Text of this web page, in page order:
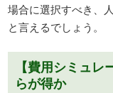
場合に選択すべき、
と言えるでしょう。
【費用シミュ
らが得か